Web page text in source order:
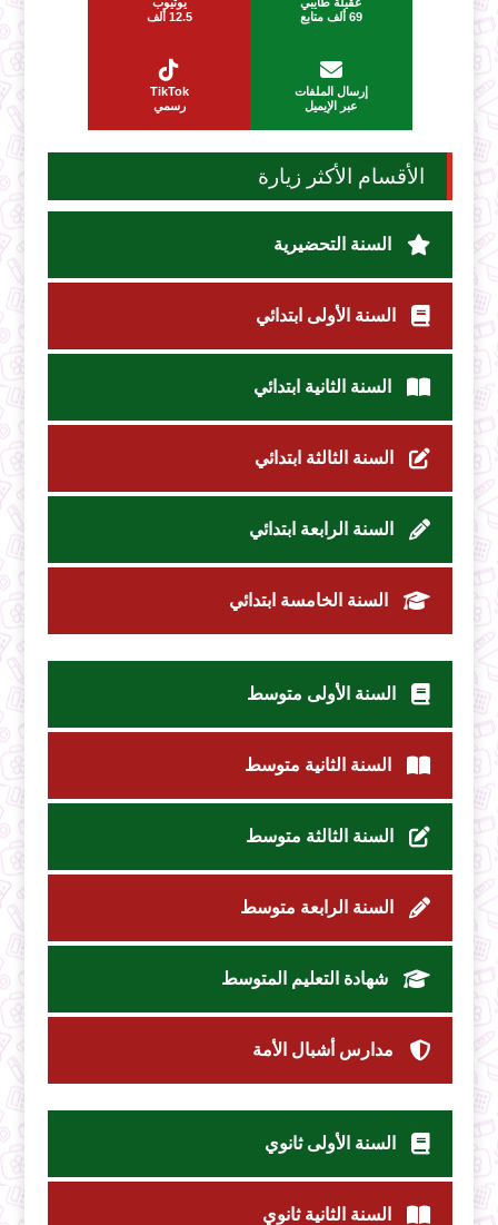
69 ألف متابع
12.5 ألف
إرسال الملفات
عبر الإيميل
TikTok
رسمي
الأقسام الأكثر زيارة
السنة التحضيرية
السنة الأولى ابتدائي
السنة الثانية ابتدائي
السنة الثالثة ابتدائي
السنة الرابعة ابتدائي
السنة الخامسة ابتدائي
السنة الأولى متوسط
السنة الثانية متوسط
السنة الثالثة متوسط
السنة الرابعة متوسط
شهادة التعليم المتوسط
مدارس أشبال الأمة
السنة الأولى ثانوي
السنة الثانية ثانوي